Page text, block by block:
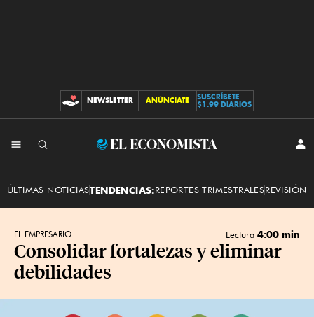
CONTRIBUCIONES
NEWSLETTER ANÚNCIATE
SUSCRÍBETE
$1.99 DIARIOS
El
ÚLTIMAS NOTICIASTENDENCIAS:REPORTES TRIMESTRALESREVISIÓN
EL EMPRESARIO Lectura 4:00 min
Consolidar fortalezas y eliminar
debilidades